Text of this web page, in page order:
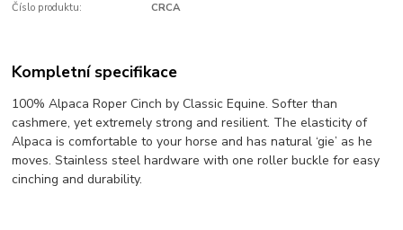
Číslo produktu: CRCA
Kompletní specifikace
100% Alpaca Roper Cinch by Classic Equine. Softer than
cashmere, yet extremely strong and resilient. The elasticity of
Alpaca is comfortable to your horse and has natural ‘gie’ as he
moves. Stainless steel hardware with one roller buckle for easy
cinching and durability.